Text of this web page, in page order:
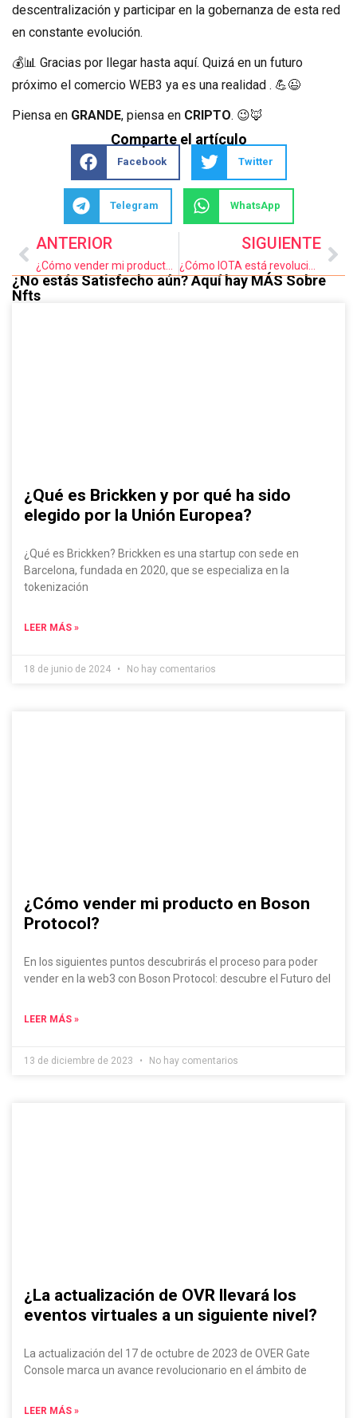
descentralización y participar en la gobernanza de esta red
en constante evolución.
💰📊 Gracias por llegar hasta aquí. Quizá en un futuro
próximo el comercio WEB3 ya es una realidad . 💪😉
Piensa en GRANDE, piensa en CRIPTO. 😉🦊
Comparte el artículo
Facebook Twitter
Telegram WhatsApp
ANTERIOR SIGUIENTE
¿No estás Satisfecho aún? Aquí hay MÁS Sobre
Nfts
¿Qué es Brickken y por qué ha sido
elegido por la Unión Europea?
¿Qué es Brickken? Brickken es una startup con sede en
Barcelona, fundada en 2020, que se especializa en la
tokenización
LEER MÁS »
18 de junio de 2024 No hay comentarios
¿Cómo vender mi producto en Boson
Protocol?
En los siguientes puntos descubrirás el proceso para poder
vender en la web3 con Boson Protocol: descubre el Futuro del
LEER MÁS »
13 de diciembre de 2023 No hay comentarios
¿La actualización de OVR llevará los
eventos virtuales a un siguiente nivel?
La actualización del 17 de octubre de 2023 de OVER Gate
Console marca un avance revolucionario en el ámbito de
LEER MÁS »